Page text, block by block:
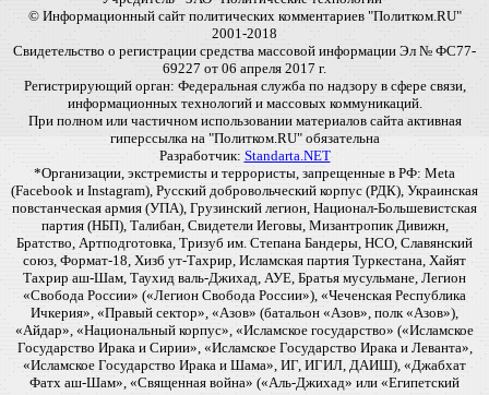
© Информационный сайт политических комментариев "Политком.RU"
2001-2018
Свидетельство о регистрации средства массовой информации Эл № ФС77-
69227 от 06 апреля 2017 г.
Регистрирующий орган: Федеральная служба по надзору в сфере связи,
информационных технологий и массовых коммуникаций.
При полном или частичном использовании материалов сайта активная
гиперссылка на "Политком.RU" обязательна
Разработчик: Standarta.NET
*Организации, экстремисты и террористы, запрещенные в РФ: Meta
(Facebook и Instagram), Русский добровольческий корпус (РДК), Украинская
повстанческая армия (УПА), Грузинский легион, Национал-Большевистская
партия (НБП), Талибан, Свидетели Иеговы, Мизантропик Дивижн,
Братство, Артподготовка, Тризуб им. Степана Бандеры, НСО, Славянский
союз, Формат-18, Хизб ут-Тахрир, Исламская партия Туркестана, Хайят
Тахрир аш-Шам, Таухид валь-Джихад, АУЕ, Братья мусульмане, Легион
«Свобода России» («Легион Свобода России»), «Чеченская Республика
Ичкерия», «Правый сектор», «Азов» (батальон «Азов», полк «Азов»),
«Айдар», «Национальный корпус», «Исламское государство» («Исламское
Государство Ирака и Сирии», «Исламское Государство Ирака и Леванта»,
«Исламское Государство Ирака и Шама», ИГ, ИГИЛ, ДАИШ), «Джабхат
Фатх аш-Шам», «Священная война» («Аль-Джихад» или «Египетский